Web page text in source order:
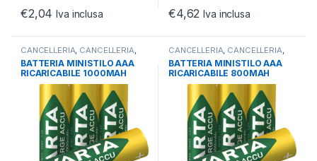
€2,04 Iva inclusa €4,62 Iva inclusa
CANCELLERIA, CANCELLERIA,
OFFICE
BATTERIA MINISTILO AAA
RICARICABILE 1000MAH
CONF.BLISTER 4PZ
CANCELLERIA, CANCELLERIA,
OFFICE
BATTERIA MINISTILO AAA
RICARICABILE 800MAH
CONF.BLISTER 4PZ